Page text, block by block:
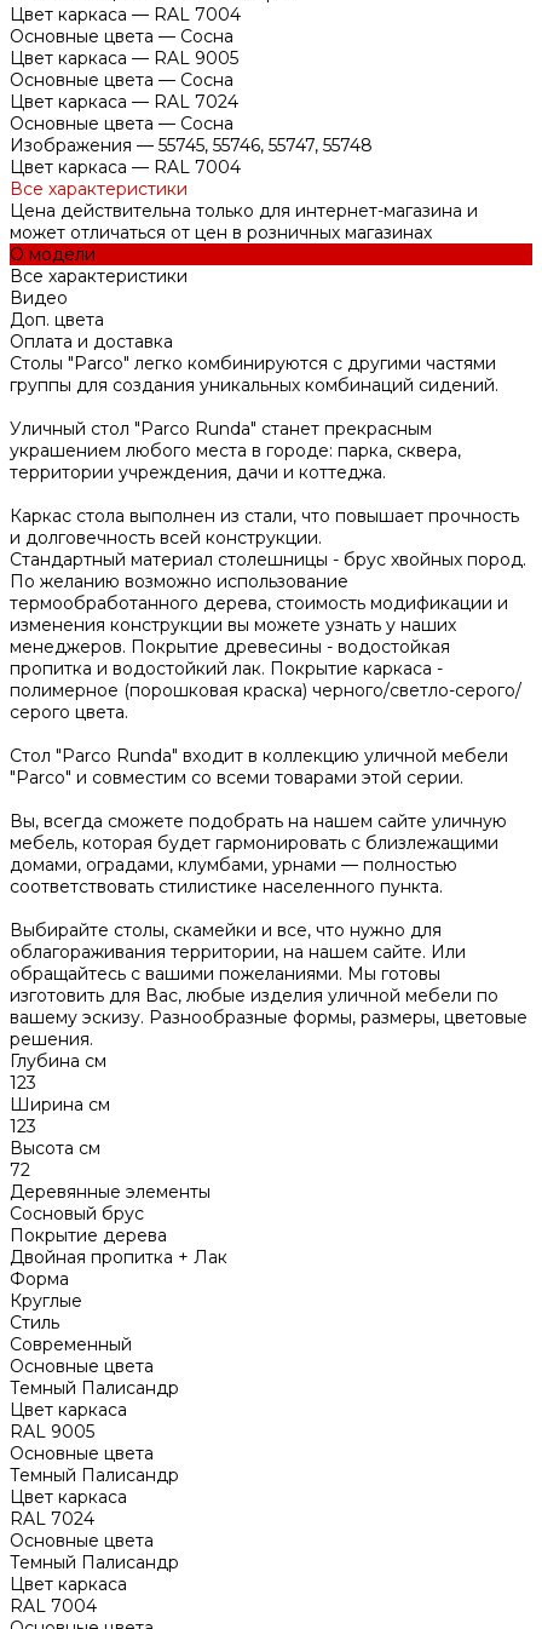
Цвет каркаса — RAL 7004
Основные цвета — Сосна
Цвет каркаса — RAL 9005
Основные цвета — Сосна
Цвет каркаса — RAL 7024
Основные цвета — Сосна
Изображения — 55745, 55746, 55747, 55748
Цвет каркаса — RAL 7004
Все характеристики
Цена действительна только для интернет-магазина и
может отличаться от цен в розничных магазинах
О модели
Все характеристики
Видео
Доп. цвета
Оплата и доставка
Столы "Parco" легко комбинируются с другими частями
группы для создания уникальных комбинаций сидений.
Уличный стол "Parco Runda" станет прекрасным
украшением любого места в городе: парка, сквера,
территории учреждения, дачи и коттеджа.
Каркас стола выполнен из стали, что повышает прочность
и долговечность всей конструкции.
Стандартный материал столешницы - брус хвойных пород.
По желанию возможно использование
термообработанного дерева, стоимость модификации и
изменения конструкции вы можете узнать у наших
менеджеров. Покрытие древесины - водостойкая
пропитка и водостойкий лак. Покрытие каркаса -
полимерное (порошковая краска) черного/светло-серого/
серого цвета.
Стол "Parco Runda" входит в коллекцию уличной мебели
"Parco" и совместим со всеми товарами этой серии.
Вы, всегда сможете подобрать на нашем сайте уличную
мебель, которая будет гармонировать с близлежащими
домами, оградами, клумбами, урнами — полностью
соответствовать стилистике населенного пункта.
Выбирайте столы, скамейки и все, что нужно для
облагораживания территории, на нашем сайте. Или
обращайтесь с вашими пожеланиями. Мы готовы
изготовить для Вас, любые изделия уличной мебели по
вашему эскизу. Разнообразные формы, размеры, цветовые
решения.
Глубина см
123
Ширина см
123
Высота см
72
Деревянные элементы
Сосновый брус
Покрытие дерева
Двойная пропитка + Лак
Форма
Круглые
Стиль
Современный
Основные цвета
Темный Палисандр
Цвет каркаса
RAL 9005
Основные цвета
Темный Палисандр
Цвет каркаса
RAL 7024
Основные цвета
Темный Палисандр
Цвет каркаса
RAL 7004